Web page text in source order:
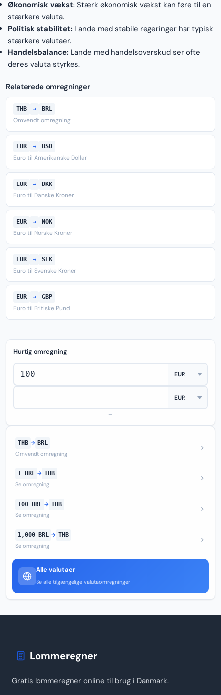
Økonomisk vækst: Stærk økonomisk vækst kan føre til en
stærkere valuta.
Politisk stabilitet: Lande med stabile regeringer har typisk
stærkere valutaer.
Handelsbalance: Lande med handelsoverskud ser ofte
deres valuta styrkes.
Relaterede omregninger
THB → BRL
Omvendt omregning
EUR → USD
Euro til Amerikanske Dollar
EUR → DKK
Euro til Danske Kroner
EUR → NOK
Euro til Norske Kroner
EUR → SEK
Euro til Svenske Kroner
EUR → GBP
Euro til Britiske Pund
Hurtig omregning
—
THB → BRL
Omvendt omregning
1 BRL → THB
Se omregning
100 BRL → THB
Se omregning
1,000 BRL → THB
Se omregning
Alle valutaer
Se alle tilgængelige valutaomregninger
Lommeregner
Gratis lommeregner online til brug i Danmark.